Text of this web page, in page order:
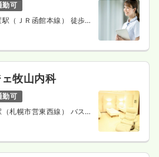
勤可
駅（ＪＲ函館本線） 徒歩5
牧山内科
勤可
札幌市営東西線） バス9